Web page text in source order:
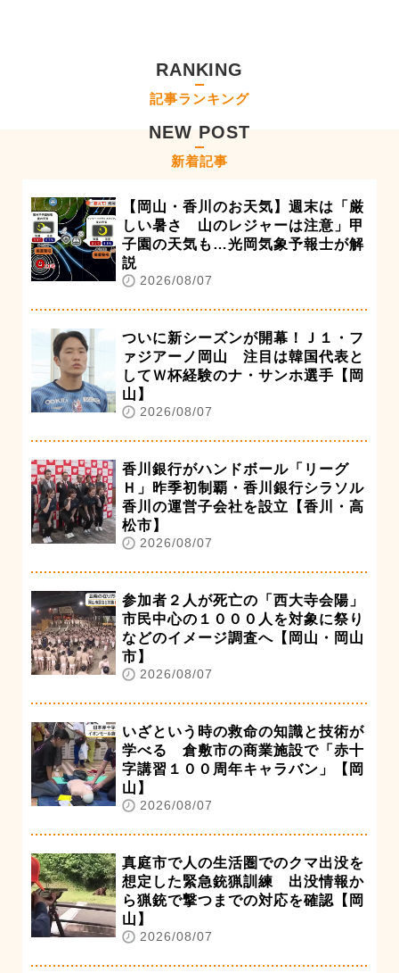
RANKING
記事ランキング
NEW POST
新着記事
【岡山・香川のお天気】週末は「厳
しい暑さ 山のレジャーは注意」甲
子園の天気も…光岡気象予報士が解
説
2026/08/07
ついに新シーズンが開幕！Ｊ１・フ
ァジアーノ岡山 注目は韓国代表と
してＷ杯経験のナ・サンホ選手【岡
山】
2026/08/07
香川銀行がハンドボール「リーグ
Ｈ」昨季初制覇・香川銀行シラソル
香川の運営子会社を設立【香川・高
松市】
2026/08/07
参加者２人が死亡の「西大寺会陽」
市民中心の１０００人を対象に祭り
などのイメージ調査へ【岡山・岡山
市】
2026/08/07
いざという時の救命の知識と技術が
学べる 倉敷市の商業施設で「赤十
字講習１００周年キャラバン」【岡
山】
2026/08/07
真庭市で人の生活圏でのクマ出没を
想定した緊急銃猟訓練 出没情報か
ら猟銃で撃つまでの対応を確認【岡
山】
2026/08/07